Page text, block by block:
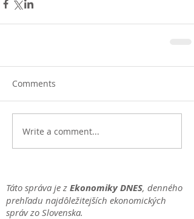
Comments
Write a comment...
Táto správa je z Ekonomiky DNES, denného
prehľadu najdôležitejších ekonomických
správ zo Slovenska.